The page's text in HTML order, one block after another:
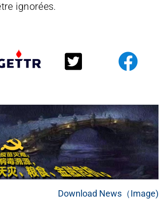
ignorées.
Download News（Image)